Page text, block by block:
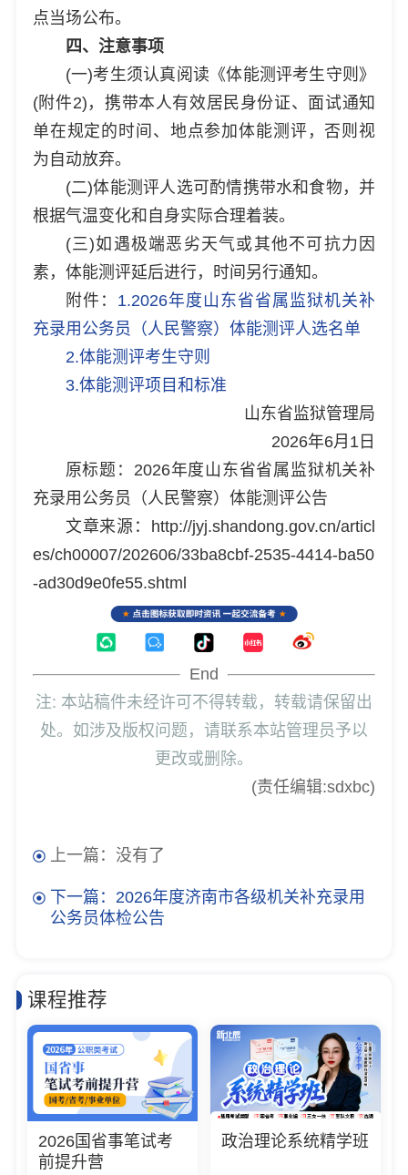
点当场公布。
四、注意事项
(一)考生须认真阅读《体能测评考生守则》
(附件2)，携带本人有效居民身份证、面试通知
单在规定的时间、地点参加体能测评，否则视
为自动放弃。
(二)体能测评人选可酌情携带水和食物，并
根据气温变化和自身实际合理着装。
(三)如遇极端恶劣天气或其他不可抗力因
素，体能测评延后进行，时间另行通知。
附件： 1.2026年度山东省省属监狱机关补
充录用公务员（人民警察）体能测评人选名单
2.体能测评考生守则
3.体能测评项目和标准
山东省监狱管理局
2026年6月1日
原标题：2026年度山东省省属监狱机关补
充录用公务员（人民警察）体能测评公告
文章来源：http://jyj.shandong.gov.cn/articl
es/ch00007/202606/33ba8cbf-2535-4414-ba50
-ad30d9e0fe55.shtml
End
注: 本站稿件未经许可不得转载，转载请保留出
处。如涉及版权问题，请联系本站管理员予以
更改或删除。
(责任编辑:sdxbc)
上一篇：没有了
下一篇：2026年度济南市各级机关补充录用
公务员体检公告
课程推荐
2026国省事笔试考
前提升营
政治理论系统精学班